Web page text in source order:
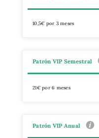
10,5€ por 3 meses
Patrón VIP Semestral
21€ por 6 meses
Patrón VIP Anual